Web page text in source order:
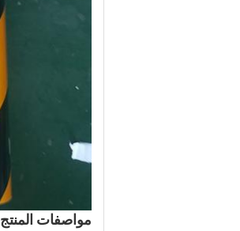
مواصفات المنتج